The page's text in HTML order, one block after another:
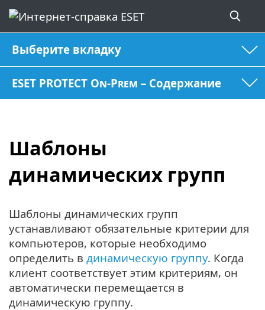
Выберите вкладку
ESET PROTECT On-Prem – Содержание
Шаблоны
динамических групп
Шаблоны динамических групп
устанавливают обязательные критерии для
компьютеров, которые необходимо
определить в динамическую группу. Когда
клиент соответствует этим критериям, он
автоматически перемещается в
динамическую группу.